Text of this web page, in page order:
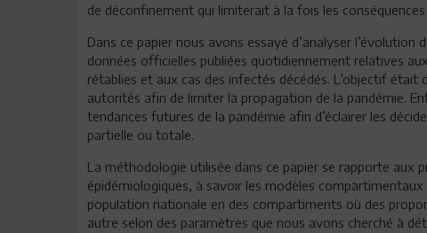
de déconfinement qui limiterait à la fois les
Dans ce papier nous avons essayé d’analyser
données officielles publiées quotidiennement relatives
rétablies et aux cas des infectés décédés. L’objectif
autorités afin de limiter la propagation de la pandémie.
tendances futures de la pandémie afin d’éclairer les
partielle ou totale.
La méthodologie utilisée dans ce papier se rapporte aux
épidémiologiques, à savoir les modèles
population nationale en des compartiments où des
autre selon des paramètres que nous avons cherché à